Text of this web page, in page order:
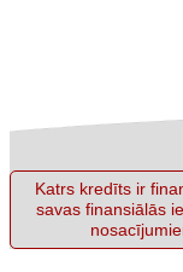
Katrs kredīts ir
savas finansiālās